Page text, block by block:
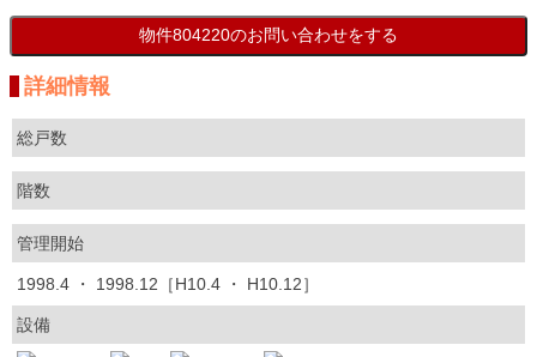
詳細情報
総戸数
階数
管理開始
1998.4 ・ 1998.12［H10.4 ・ H10.12］
設備